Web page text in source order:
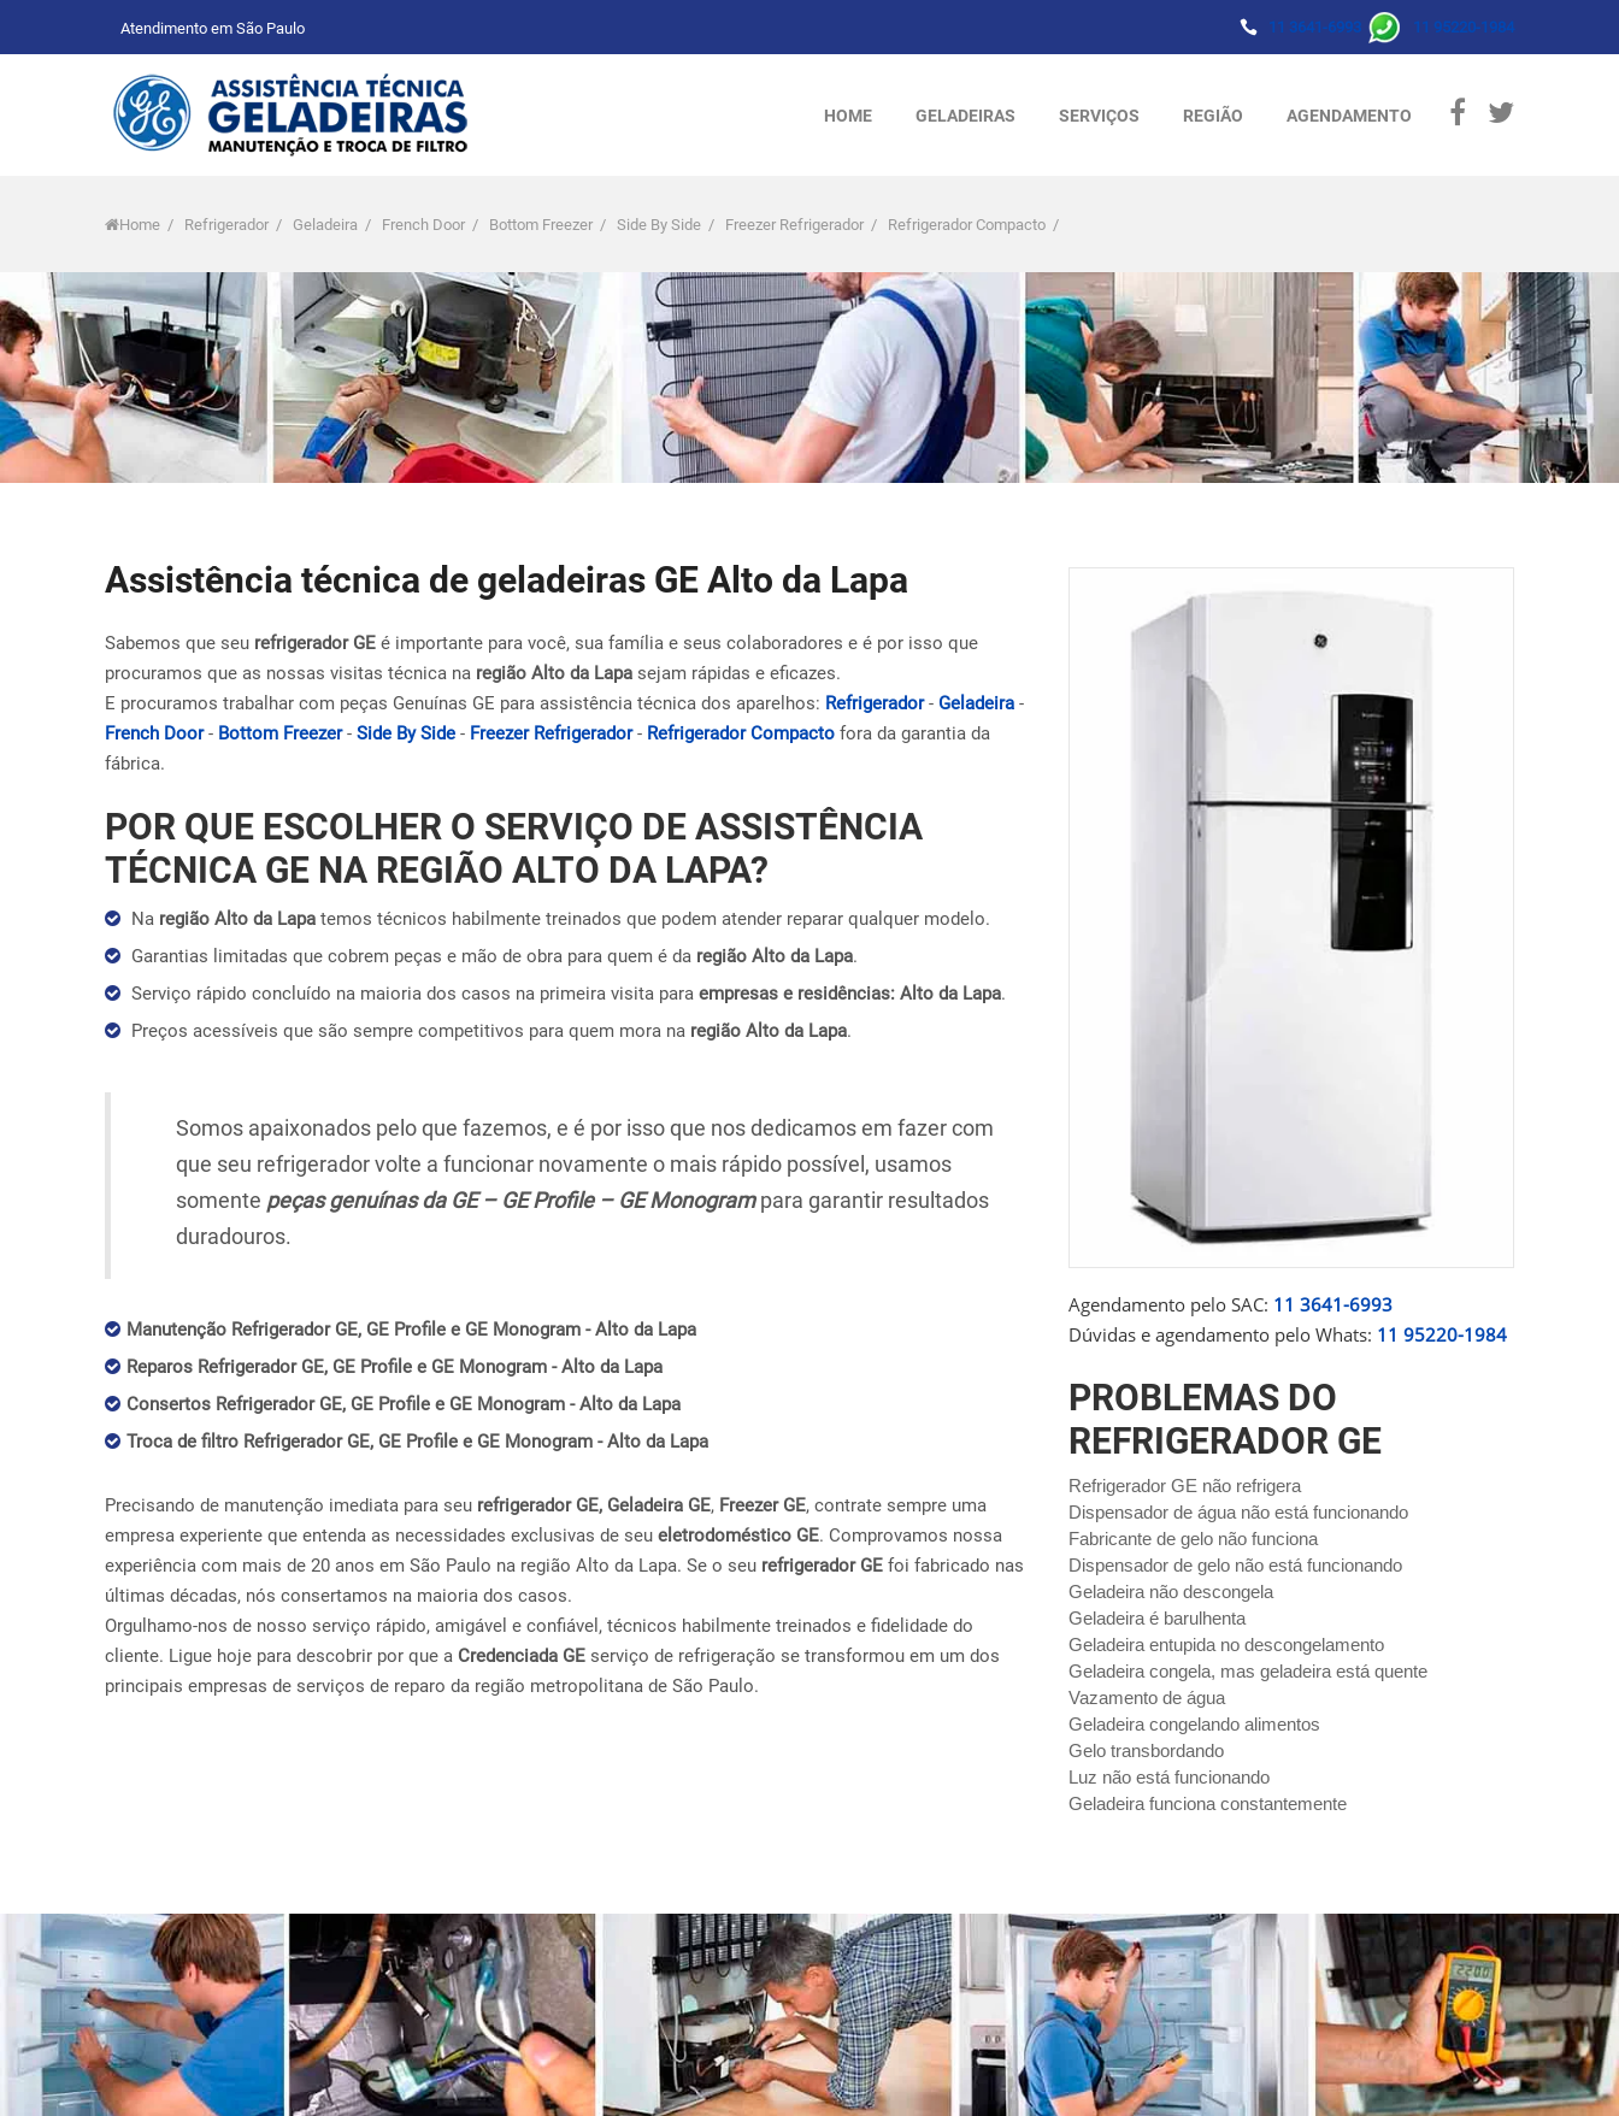
Atendimento em São Paulo 11 3641-6993 11 95220-1984
HOME GELADEIRAS SERVIÇOS REGIÃO AGENDAMENTO
Home / Refrigerador / Geladeira / French Door / Bottom Freezer / Side By Side / Freezer Refrigerador / Refrigerador Compacto /
Assistência técnica de geladeiras GE Alto da Lapa
Sabemos que seu refrigerador GE é importante para você, sua família e seus colaboradores e é por isso que
procuramos que as nossas visitas técnica na região Alto da Lapa sejam rápidas e eficazes.
E procuramos trabalhar com peças Genuínas GE para assistência técnica dos aparelhos: Refrigerador- Geladeira -
French Door- Bottom Freezer- Side By Side - Freezer Refrigerador- Refrigerador Compacto fora da garantia da
fábrica.
POR QUE ESCOLHER O SERVIÇO DE ASSISTÊNCIA
TÉCNICA GE NA REGIÃO ALTO DA LAPA?
Na região Alto da Lapa temos técnicos habilmente treinados que podem atender reparar qualquer modelo.
Garantias limitadas que cobrem peças e mão de obra para quem é da região Alto da Lapa.
Serviço rápido concluído na maioria dos casos na primeira visita para empresas e residências: Alto da Lapa.
Preços acessíveis que são sempre competitivos para quem mora na região Alto da Lapa.
Somos apaixonados pelo que fazemos, e é por isso que nos dedicamos em fazer com
que seu refrigerador volte a funcionar novamente o mais rápido possível, usamos
somente peças genuínas da GE – GE Profile – GE Monogrampara garantir resultados
duradouros.
Manutenção Refrigerador GE, GE Profile e GE Monogram - Alto da Lapa
Reparos Refrigerador GE, GE Profile e GE Monogram - Alto da Lapa
Consertos Refrigerador GE, GE Profile e GE Monogram - Alto da Lapa
Troca de filtro Refrigerador GE, GE Profile e GE Monogram - Alto da Lapa
Precisando de manutenção imediata para seu refrigerador GE, Geladeira GE, Freezer GE, contrate sempre uma
empresa experiente que entenda as necessidades exclusivas de seu eletrodoméstico GE. Comprovamos nossa
experiência com mais de 20 anos em São Paulo na região Alto da Lapa. Se o seu refrigerador GE foi fabricado nas
últimas décadas, nós consertamos na maioria dos casos.
Orgulhamo-nos de nosso serviço rápido, amigável e confiável, técnicos habilmente treinados e fidelidade do
cliente. Ligue hoje para descobrir por que a Credenciada GE serviço de refrigeração se transformou em um dos
principais empresas de serviços de reparo da região metropolitana de São Paulo.
Agendamento pelo SAC: 11 3641-6993
Dúvidas e agendamento pelo Whats: 11 95220-1984
PROBLEMAS DO
REFRIGERADOR GE
Refrigerador GE não refrigera
Dispensador de água não está funcionando
Fabricante de gelo não funciona
Dispensador de gelo não está funcionando
Geladeira não descongela
Geladeira é barulhenta
Geladeira entupida no descongelamento
Geladeira congela, mas geladeira está quente
Vazamento de água
Geladeira congelando alimentos
Gelo transbordando
Luz não está funcionando
Geladeira funciona constantemente